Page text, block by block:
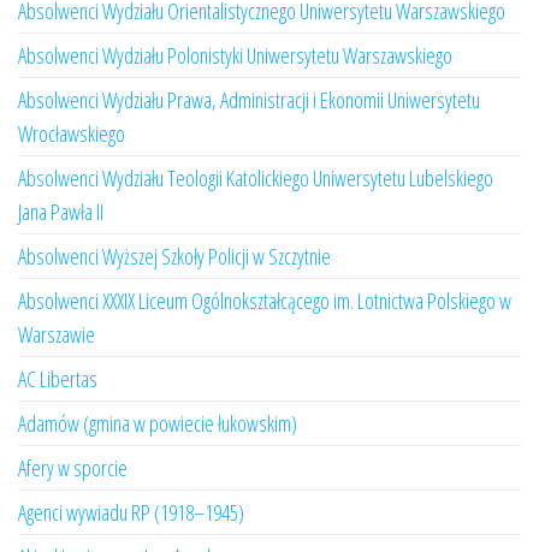
Absolwenci Wydziału Orientalistycznego Uniwersytetu Warszawskiego
Absolwenci Wydziału Polonistyki Uniwersytetu Warszawskiego
Absolwenci Wydziału Prawa, Administracji i Ekonomii Uniwersytetu
Wrocławskiego
Absolwenci Wydziału Teologii Katolickiego Uniwersytetu Lubelskiego
Jana Pawła II
Absolwenci Wyższej Szkoły Policji w Szczytnie
Absolwenci XXXIX Liceum Ogólnokształcącego im. Lotnictwa Polskiego w
Warszawie
AC Libertas
Adamów (gmina w powiecie łukowskim)
Afery w sporcie
Agenci wywiadu RP (1918–1945)